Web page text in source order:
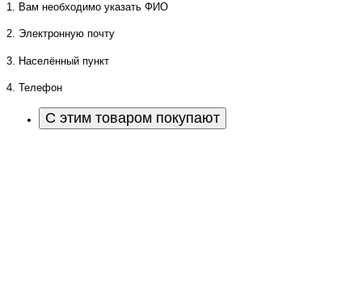
1. Вам необходимо указать ФИО
2. Электронную почту
3. Населённый пункт
4. Телефон
С этим товаром покупают